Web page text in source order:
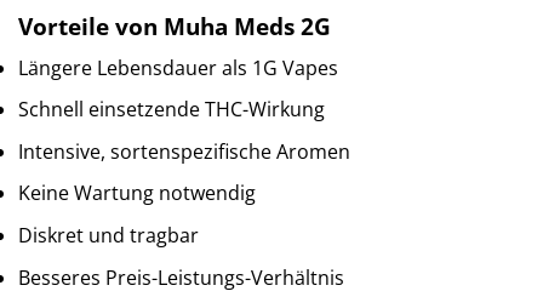
Vorteile von Muha Meds 2G
Längere Lebensdauer als 1G Vapes
Schnell einsetzende THC-Wirkung
Intensive, sortenspezifische Aromen
Keine Wartung notwendig
Diskret und tragbar
Besseres Preis-Leistungs-Verhältnis